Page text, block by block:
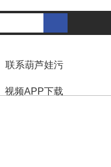
联系葫芦娃污
视频APP下载